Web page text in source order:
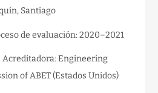
Santiago
de evaluación: 2020–2021
Acreditadora: Engineering
of ABET (Estados Unidos)